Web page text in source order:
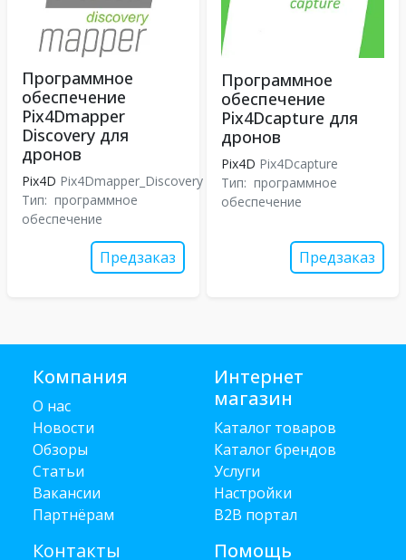
Программное
обеспечение
Pix4Dmapper
Discovery для
дронов
Pix4D Pix4Dmapper_Discovery
Тип: программное
обеспечение
Предзаказ
Программное
обеспечение
Pix4Dcapture для
дронов
Pix4D Pix4Dcapture
Тип: программное
обеспечение
Предзаказ
Компания
О нас
Новости
Обзоры
Статьи
Вакансии
Партнёрам
Контакты
Интернет
магазин
Каталог товаров
Каталог брендов
Услуги
Настройки
B2B портал
Помощь